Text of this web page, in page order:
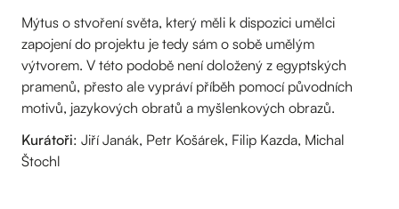
Mýtus o stvoření světa, který měli k dispozici umělci
zapojení do projektu je tedy sám o sobě umělým
výtvorem. V této podobě není doložený z egyptských
pramenů, přesto ale vypráví příběh pomocí původních
motivů, jazykových obratů a myšlenkových obrazů.
Kurátoři: Jiří Janák, Petr Košárek, Filip Kazda, Michal
Štochl